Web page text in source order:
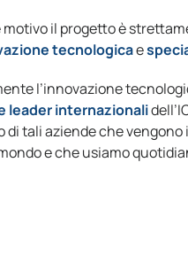
motivo il progetto è
tecnologicae
l’innovazione
leader internazionali
di tali aziende che
e che usiamo